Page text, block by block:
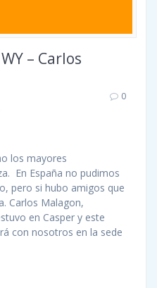
– Carlos
0
los mayores
En España no pudimos
pero si hubo amigos que
Carlos Malagon,
en Casper y este
con nosotros en la sede